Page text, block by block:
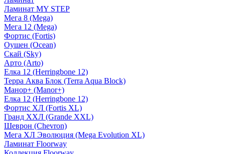
Ламинат MY STEP
Мега 8 (Mega)
Мега 12 (Mega)
Фортис (Fortis)
Оушен (Ocean)
Скай (Sky)
Арто (Arto)
Елка 12 (Herringbone 12)
Терра Аква Блок (Terra Aqua Block)
Манор+ (Manor+)
Елка 12 (Herringbone 12)
Фортис ХЛ (Fortis XL)
Гранд ХХЛ (Grande XXL)
Шеврон (Chevron)
Мега ХЛ Эволюция (Mega Evolution XL)
Ламинат Floorway